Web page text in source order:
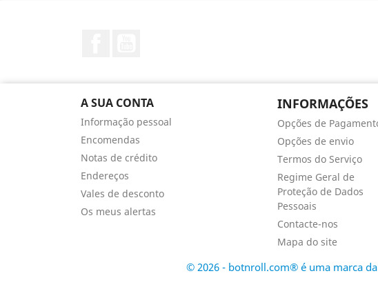
A SUA CONTA
Informação pessoal
Encomendas
Notas de crédito
Endereços
Vales de desconto
Os meus alertas
INFORMAÇÕES
Opções de
Opções de envio
Termos do Serviço
Regime Geral de
Proteção de Dados
Pessoais
Contacte-nos
Mapa do site
© 2026 - botnroll.com® é uma marca da